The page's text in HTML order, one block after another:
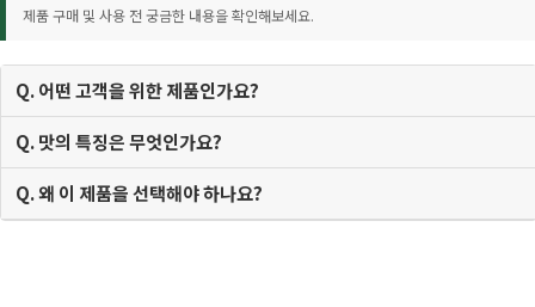
제품 구매 및 사용 전 궁금한 내용을 확인해보세요.
Q. 어떤 고객을 위한 제품인가요?
Q. 맛의 특징은 무엇인가요?
Q. 왜 이 제품을 선택해야 하나요?